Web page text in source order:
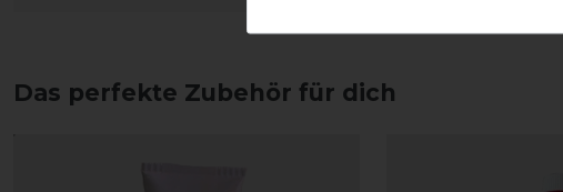
Das perfekte Zubehör für dich